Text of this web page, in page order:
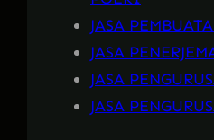
JASA
JASA
JASA
JASA